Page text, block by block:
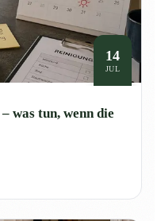
14
JUL
was tun, wenn die